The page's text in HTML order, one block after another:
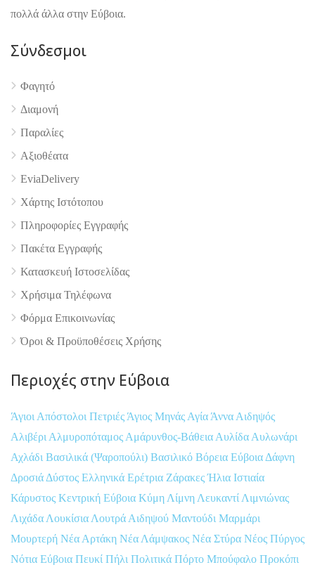
4.9
πολλά άλλα στην Εύβοια.
Σύνδεσμοι
Φαγητό
Διαμονή
Παραλίες
Αξιοθέατα
EviaDelivery
Χάρτης Ιστότοπου
Πληροφορίες Εγγραφής
Πακέτα Εγγραφής
Κατασκευή Ιστοσελίδας
Χρήσιμα Τηλέφωνα
Φόρμα Επικοινωνίας
Όροι & Προϋποθέσεις Xρήσης
Περιοχές στην Εύβοια
Άγιοι Απόστολοι Πετριές Άγιος Μηνάς Αγία Άννα Αιδηψός
Αλιβέρι Αλμυροπόταμος Αμάρυνθος-Βάθεια Αυλίδα Αυλωνάρι
Αχλάδι Βασιλικά (Ψαροπούλι) Βασιλικό Βόρεια Εύβοια Δάφνη
Δροσιά Δύστος Ελληνικά Ερέτρια ΖάρακεςΉλια Ιστιαία
Κάρυστος Κεντρική Εύβοια Κύμη Λίμνη Λευκαντί Λιμνιώνας
Λιχάδα Λουκίσια Λουτρά Αιδηψού Μαντούδι Μαρμάρι
Μουρτερή Νέα Αρτάκη Νέα Λάμψακος Νέα Στύρα Νέος Πύργος
Νότια Εύβοια Πευκί Πήλι Πολιτικά Πόρτο Μπούφαλο Προκόπι